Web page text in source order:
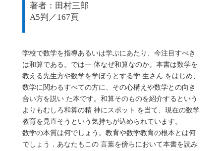
著者：田村三郎
A5判／167頁
学校で数学を指導あるいは学ぶにあたり、今注目すべき
は和算である。では一 体なぜ和算なのか。本書は数学を
教える先生方や数学を学ぼうとする学 生さん をはじめ、
数学に関わるすべての方に、その心構えや数学との向き
合い方を説い た本です。和算そのものを紹介するという
よりもむしろ和算の精 神にスポット を当て、現在の数学
教育を見直そうという気持ちが込められています。
数学の本質は何でしょう。教育や数学教育の根本とは何
でしょう．あなたもこの 言葉を傍らにおいて本書を読み